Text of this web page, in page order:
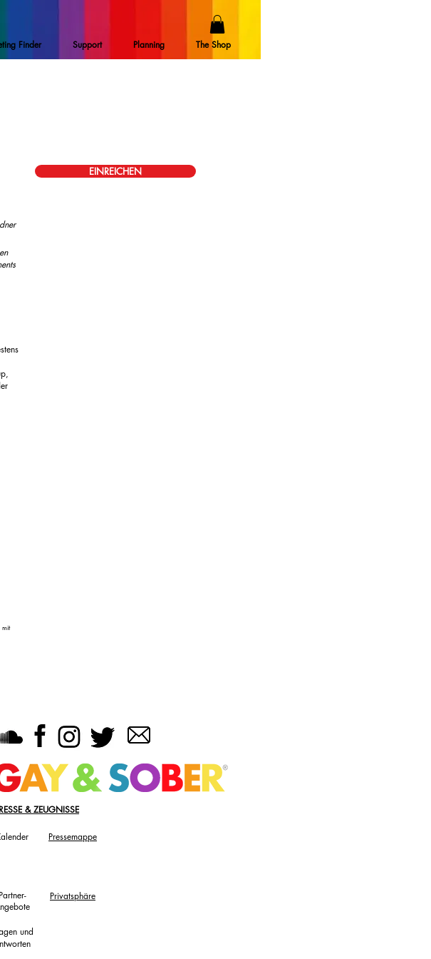
Finder Support Planning The Shop
EINREICHEN
& ZEUGNISSE
Pressemappe
Privatsphäre
und